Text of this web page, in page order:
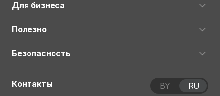
Для бизнеса
Полезно
Безопасность
Контакты BY RU